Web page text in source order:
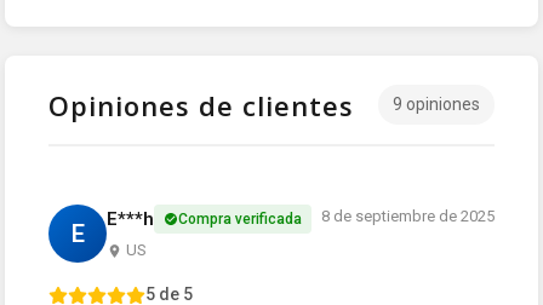
Opiniones de clientes 9 opiniones
E E***h Compra verificada
US
8 de septiembre de 2025
5 de 5